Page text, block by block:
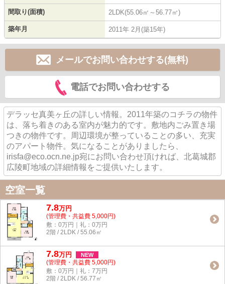
間取り(面積) 2LDK(55.06㎡～56.77㎡)
築年月 2011年 2月(築15年)
メールでお問い合わせする(無料)
電話でお問い合わせする
デラッセ真美ヶ丘の詳しい情報。2011年築のコチラの物件
は、落ち着きのある室内が魅力的です。敷地内ごみ置き場
つきの物件です。周辺環境が整っていることの多い、充実
のアパート物件。気になることがありましたら、
irisfa@eco.ocn.ne.jp宛にお問い合わせ頂ければ、北葛城郡
広陵町地域の詳細情報をご提供いたします。
空室一覧
7.8万円
(管理費・共益費 5,000円)
敷：0万円｜礼：0万円
2階 / 2LDK / 55.06㎡
7.8万円 NEW
(管理費・共益費 5,000円)
敷：0万円｜礼：7万円
2階 / 2LDK / 56.77㎡